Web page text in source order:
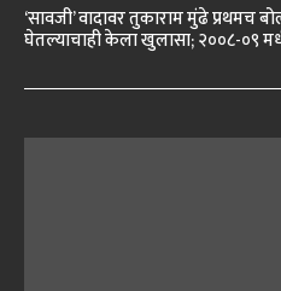
‘सावजी’ वादावर तुकाराम मुंढे प्रथमच
घेतल्याचाही केला खुलासा; २००८-०९